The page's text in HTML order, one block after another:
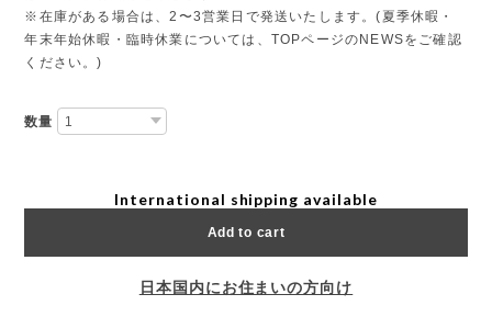
※在庫がある場合は、2〜3営業日で発送いたします。(夏季休暇・
年末年始休暇・臨時休業については、TOPページのNEWSをご確認
ください。)
数量
International shipping available
Add to cart
日本国内にお住まいの方向け